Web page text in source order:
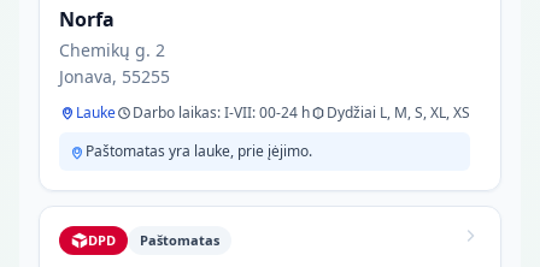
Norfa
Chemikų g. 2
Jonava, 55255
Lauke Darbo laikas: I-VII: 00-24 h
Dydžiai L, M, S, XL, XS
Paštomatas yra lauke, prie įėjimo.
DPD Paštomatas